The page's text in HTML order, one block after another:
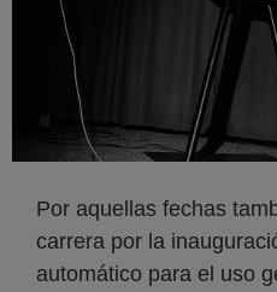
Por aquellas fechas
carrera por la
automático para el uso